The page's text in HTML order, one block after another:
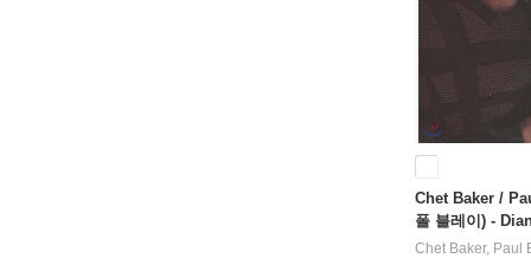
Chet Baker /
폴 블레이) -
Chet Baker, Paul